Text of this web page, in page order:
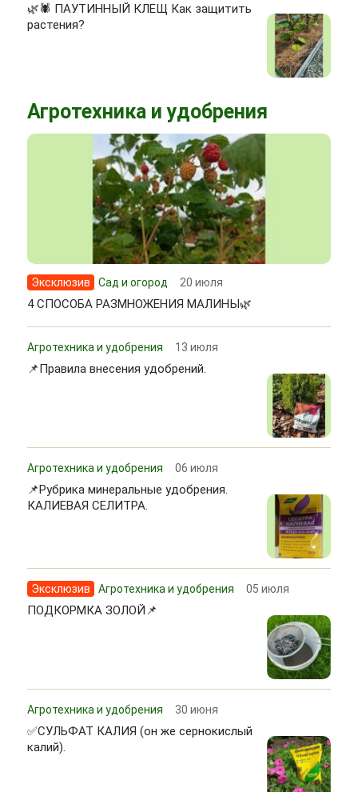
🌿🕷 ПАУТИННЫЙ КЛЕЩ Как защитить
растения?
Агротехника и удобрения
Эксклюзив Сад и огород 20 июля
4 СПОСОБА РАЗМНОЖЕНИЯ МАЛИНЫ🌿
Агротехника и удобрения 13 июля
📌Правила внесения удобрений.
Агротехника и удобрения 06 июля
📌Рубрика минеральные удобрения.
КАЛИЕВАЯ СЕЛИТРА.
Эксклюзив Агротехника и удобрения 05 июля
ПОДКОРМКА ЗОЛОЙ📌
Агротехника и удобрения 30 июня
✅СУЛЬФАТ КАЛИЯ (он же сернокислый
калий).